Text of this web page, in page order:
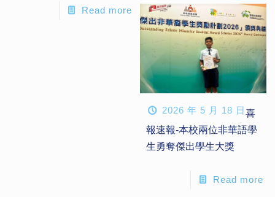
Read more
2026 年 5 月 18 日喜
報速報-本校兩位非華語學
生勇奪傑出學生大獎
Read more